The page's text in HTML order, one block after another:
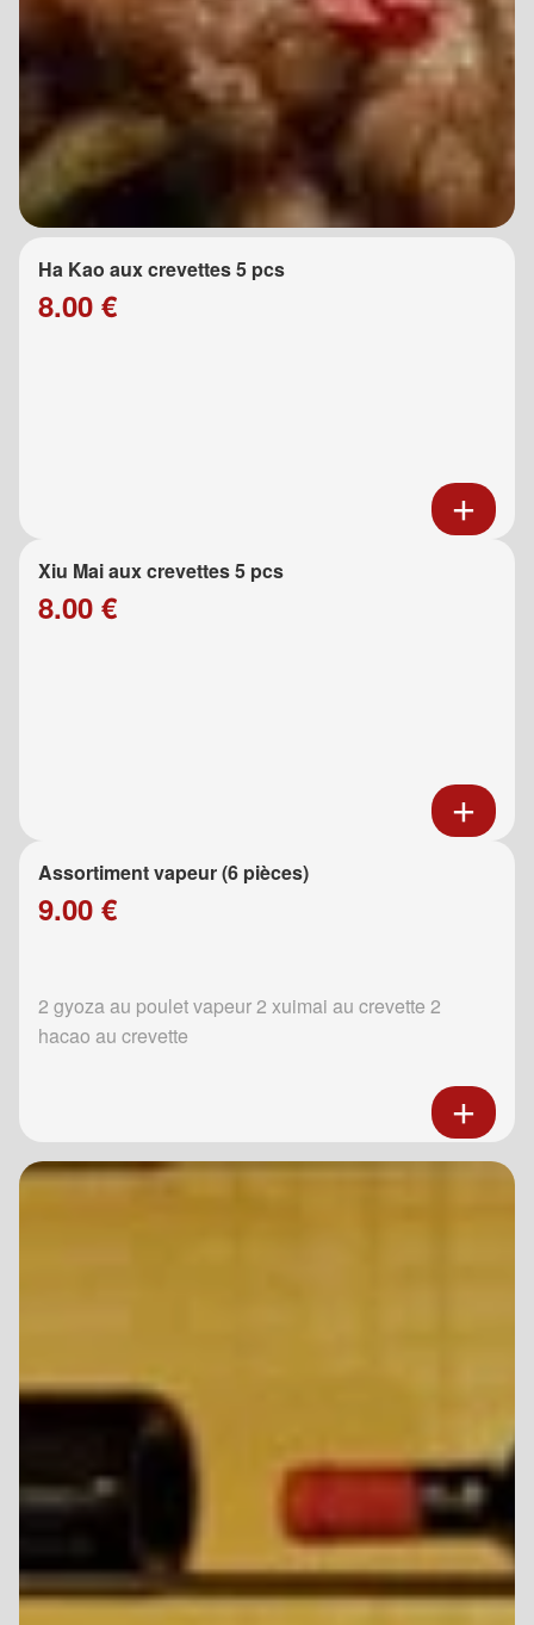
Ha Kao aux crevettes 5 pcs
8.00 €
Xiu Mai aux crevettes 5 pcs
8.00 €
Assortiment vapeur (6 pièces)
9.00 €
2 gyoza au poulet vapeur 2 xuimai au crevette 2
hacao au crevette